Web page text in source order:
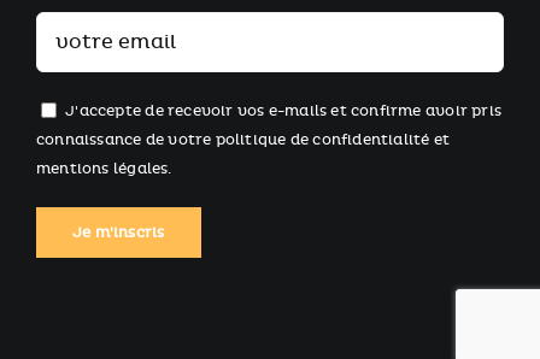
J'accepte de recevoir vos e-mails et confirme avoir pris
connaissance de votre politique de confidentialité et
mentions légales